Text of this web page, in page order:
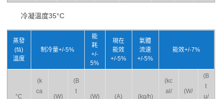
冷凝溫度35°C
蒸發
(fā)
溫度
制冷量+/-5%
能
耗
+/-
5%
現在
能效
+/-5%
氣體
流速
+/-5%
能效+/-7%
°C
(k
ca
(W)
(B
t
(W) (A) (kg/h)
(kc
al/
(W/
(B
t
u/